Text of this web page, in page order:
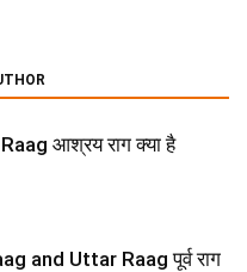
आश्रय राग क्या है
and Uttar Raag पूर्व राग